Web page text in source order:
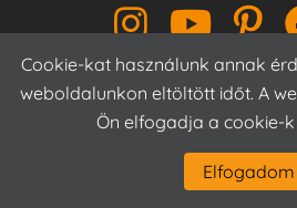
InstagramYouTube
Proudly powered by WordPress
Cookie-kat használunk annak
weboldalunkon eltöltött időt. A
Ön elfogadja a cookie-
Elfogadom